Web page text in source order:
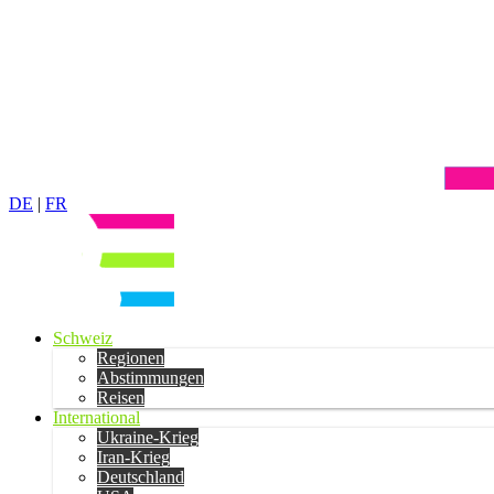
DE | FR
Schweiz
Regionen
Abstimmungen
Reisen
International
Ukraine-Krieg
Iran-Krieg
Deutschland